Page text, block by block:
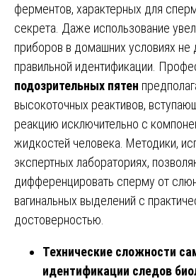
ферментов, характерных для
секрета. Даже использование
приборов в домашних условиях не
правильной идентификации.
подозрительных пятен
высокоточных реактивов,
реакцию исключительно с
жидкостей человека. Методики,
экспертных лабораториях,
дифференцировать сперму от
вагинальных выделений с
достоверностью.
Технические сложности
идентификации следов